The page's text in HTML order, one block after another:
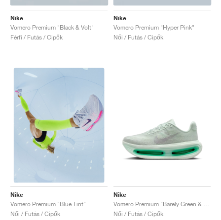
Nike
Vomero Premium "Black & Volt"
Férfi / Futás / Cipők
Nike
Vomero Premium "Hyper Pink"
Női / Futás / Cipők
Nike
Vomero Premium "Blue Tint"
Női / Futás / Cipők
Nike
Női / Futás / Cipők